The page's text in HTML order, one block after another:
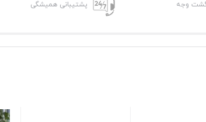
پشتیبانی همیشگی